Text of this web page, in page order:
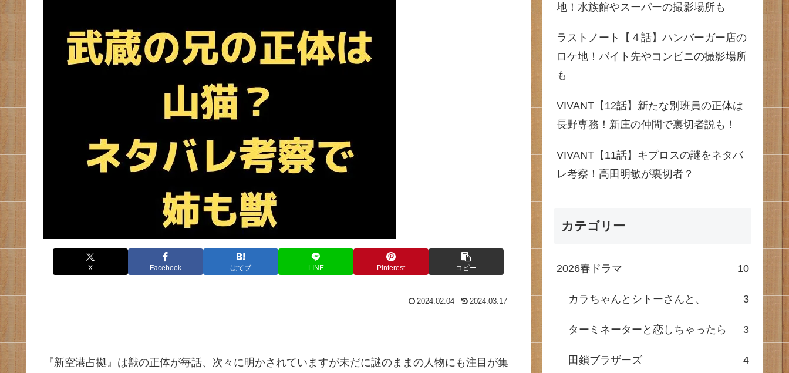
X Facebook はてブ LINE Pinterest コピー
2024.02.04 2024.03.17
『新空港占拠』は獣の正体が毎話、次々に明かされていますが未だに謎のままの人物にも注目が集
地！水族館やスーパーの撮影場所も
ラストノート【４話】ハンバーガー店の
ロケ地！バイト先やコンビニの撮影場所
も
VIVANT【12話】新たな別班員の正体は
長野専務！新庄の仲間で裏切者説も！
VIVANT【11話】キプロスの謎をネタバ
レ考察！高田明敏が裏切者？
カテゴリー
2026春ドラマ 10
カラちゃんとシトーさんと、 3
ターミネーターと恋しちゃったら 3
田鎖ブラザーズ 4